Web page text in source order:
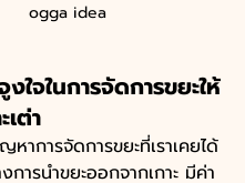
ogga idea
ใจในการจัดการขยะให้
เต่า
การนำขยะออกจากเกาะ มีค่า